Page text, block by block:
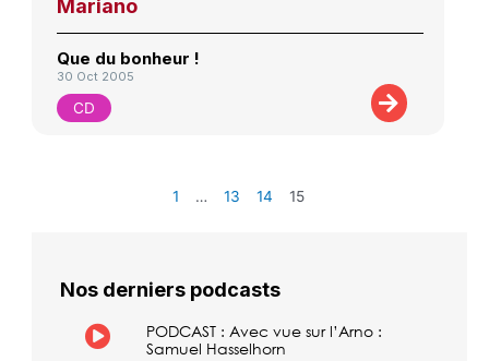
Mariano
Que du bonheur !
30 Oct 2005
CD
1 … 13 14 15
Nos derniers podcasts
PODCAST : Avec vue sur l’Arno :
Samuel Hasselhorn